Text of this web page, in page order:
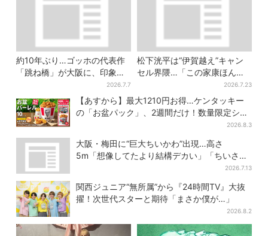
約10年ぶり…ゴッホの代表作
「跳ね橋」が大阪に、印象派
作品は70点！“夏休み向け”の
展示も
2026.7.7
松下洸平は“伊賀越え”キャン
セル界隈…「この家康ほんと
憎たらしいな」【豊臣兄弟】
2026.7.23
【あすから】最大1210円お得…ケンタッキー
の「お盆パック」、2週間だけ！数量限定シー
2026.8.3
大阪・梅田に“巨大ちいかわ”出現…高さ
5m「想像してたより結構デカい」「ちいさ…
2026.7.13
関西ジュニア“無所属”から『24時間TV』大抜
擢！次世代スターと期待「まさか僕が…」
2026.8.2